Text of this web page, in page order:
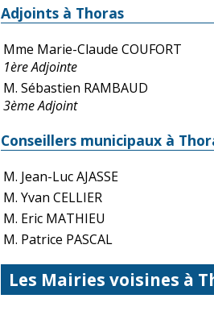
Adjoints à Thoras
Mme Marie-Claude COUFORT
1ère Adjointe
M. Sébastien RAMBAUD
3ème Adjoint
Conseillers municipaux à
M. Jean-Luc AJASSE
M. Yvan CELLIER
M. Eric MATHIEU
M. Patrice PASCAL
Les Mairies voisines à